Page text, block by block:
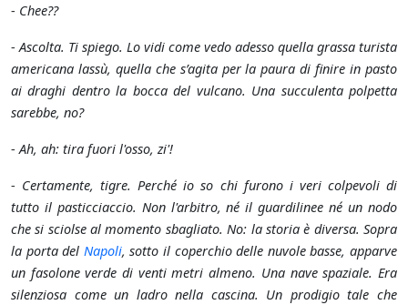
- Chee??
-Ascolta. Ti spiego. Lo vidi come vedo adesso quella grassa turista
americana lassù, quella che s’agita per la paura di finire in pasto
ai draghi dentro la bocca del vulcano. Una succulenta polpetta
sarebbe, no?
-Ah, ah: tira fuori l'osso, zi'!
- Certamente, tigre. Perché io so chi furono i veri colpevoli di
tutto il pasticciaccio. Non l'arbitro, né il guardilinee né un nodo
che si sciolse al momento sbagliato. No: la storia è diversa. Sopra
la porta del Napoli, sotto il coperchio delle nuvole basse, apparve
un fasolone verde di venti metri almeno. Una nave spaziale. Era
silenziosa come un ladro nella cascina. Un prodigio tale che